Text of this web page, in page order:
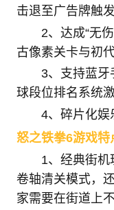
击退至广告牌触
2、达成“无
古像素关卡与初
3、支持蓝
球段位排名系统
4、碎片化娱
怒之铁拳6游戏特
1、经典街机
卷轴清关模式，
家需要在街道上